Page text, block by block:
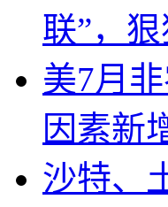
联”，
美7月
因素新
沙特、